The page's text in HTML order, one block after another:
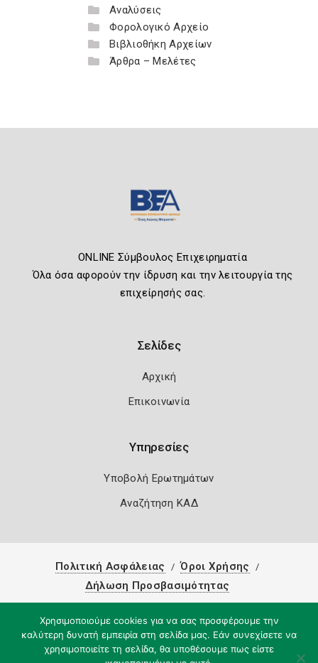
Αναλύσεις
Φορολογικό Αρχείο
Βιβλιοθήκη Αρχείων
Άρθρα – Μελέτες
ONLINE Σύμβουλος Επιχειρηματία
Όλα όσα αφορούν την ίδρυση και την λειτουργία της
επιχείρησής σας.
Σελίδες
Αρχική
Επικοινωνία
Υπηρεσίες
Υποβολή Ερωτημάτων
Αναζήτηση ΚΑΔ
Πολιτική Ασφάλειας
Όροι Χρήσης
Δήλωση Προσβασιμότητας
Χρησιμοποιούμε cookies για να σας προσφέρουμε την
καλύτερη δυνατή εμπειρία στη σελίδα μας. Εάν συνεχίσετε να
χρησιμοποιείτε τη σελίδα, θα υποθέσουμε πως είστε